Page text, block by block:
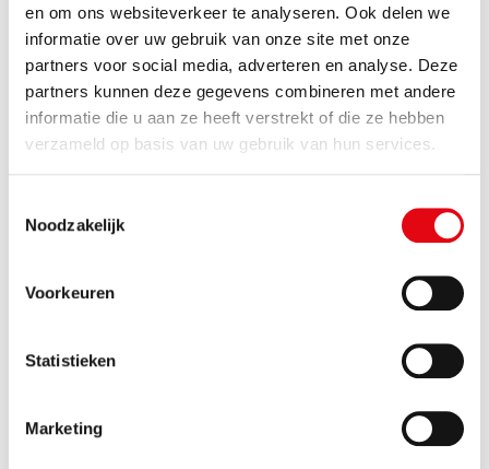
en om ons websiteverkeer te analyseren. Ook delen we
informatie over uw gebruik van onze site met onze
partners voor social media, adverteren en analyse. Deze
partners kunnen deze gegevens combineren met andere
informatie die u aan ze heeft verstrekt of die ze hebben
verzameld op basis van uw gebruik van hun services.
Noodzakelijk
Voorkeuren
Statistieken
Marketing
betere waterkwaliteit door VTH-taken
(Vergunningverlening, Toezicht en Handhaving) uit te
voeren. Onder andere door zich te richten op het
voorkomen van lozingen van ongewenste stoffen, het
controleren van bedrijven en het handhaven bij
risicovolle lozingen.
Bij het lozen van bemalingswater voor bouwprojecten
uitvoerder voldoen aan de informatieplicht via het
Omgevingsloket. voldoen aan de Omgevingswet. De
verontreinigingen in het gebied kan aantrekken.
het rioolstelsel dit bemalingsdebiet kan verwerken.